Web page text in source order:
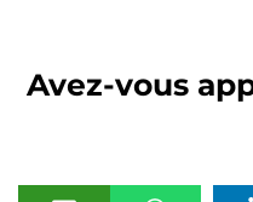
Avez-vous